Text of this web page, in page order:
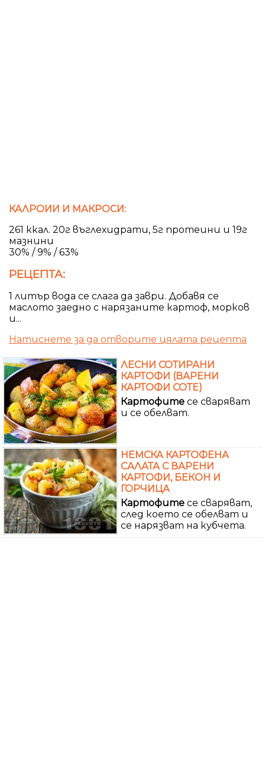
КАЛРОИИ И МАКРОСИ:
261 ккал. 20г въглехидрати, 5г протеини и 19г
мазнини
30% / 9% / 63%
РЕЦЕПТА:
1 литър вода се слага да заври. Добавя се
маслото заедно с нарязаните картоф, морков
и...
Натиснете за да отворите цялата рецепта
ЛЕСНИ СОТИРАНИ
КАРТОФИ (ВАРЕНИ
КАРТОФИ СОТЕ)
Картофите се сваряват
и се обелват.
НЕМСКА КАРТОФЕНА
САЛАТА С ВАРЕНИ
КАРТОФИ, БЕКОН И
ГОРЧИЦА
Картофите се сваряват,
след което се обелват и
се нарязват на кубчета.